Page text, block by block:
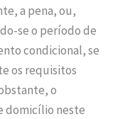
a pena, ou,
se o período de
condicional, se
os requisitos
o
domicílio neste